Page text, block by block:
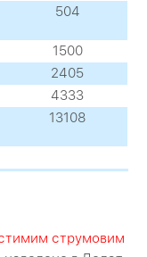
504
1500
2405
4333
13108
струмовим